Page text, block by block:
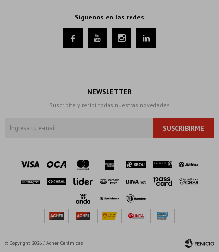
Síguenos en las redes
   
NEWSLETTER
¡Suscribite y recibí todas nuestras novedades!
SUSCRIBIRME
© Copyright 2026 / Acher Cerámicas